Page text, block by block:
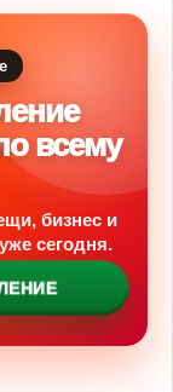
всему
бизнес и
сегодня.